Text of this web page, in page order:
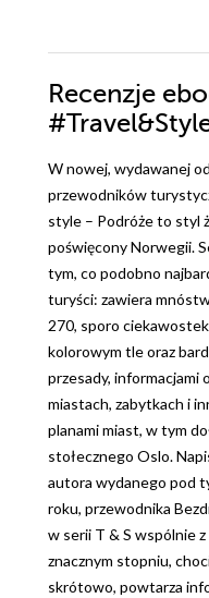
Recenzje
W nowej, wydawanej
przewodników
style – Podróże to styl
poświęcony Norwegii.
tym, co podobno
turyści: zawiera
270, sporo
kolorowym tle oraz
przesady, informacjami
miastach, zabytkach i
planami miast, w tym
stołecznego Oslo.
autora wydanego pod
roku, przewodnika
w serii T & S wspólnie
znacznym stopniu,
skrótowo, powtarza